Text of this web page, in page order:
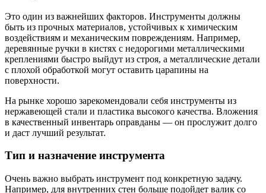
Это один из важнейших факторов. Инструменты должны
быть из прочных материалов, устойчивых к химическим
воздействиям и механическим повреждениям. Например,
деревянные ручки в кистях с недорогими металлическими
креплениями быстро выйдут из строя, а металлические детали
с плохой обработкой могут оставить царапины на
поверхности.
На рынке хорошо зарекомендовали себя инструменты из
нержавеющей стали и пластика высокого качества. Вложения
в качественный инвентарь оправданы — он прослужит долго
и даст лучший результат.
Тип и назначение инструмента
Очень важно выбрать инструмент под конкретную задачу.
Например, для внутренних стен больше подойдет валик со